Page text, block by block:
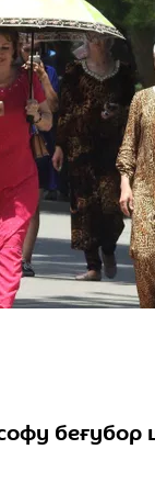
беғубор